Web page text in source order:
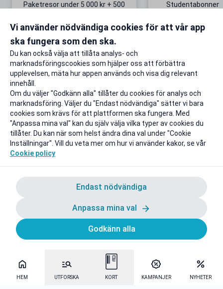
HEM UTFORSKA KORT KAMPANJER NYHETER
Paketresor under 5 000 kr + 500
Gäller även på redan prissänkta
Till rabatten
+ 20 GB
Vi använder nödvändiga cookies för att vår app
ska fungera som den ska.
Du kan också välja att tillåta analys- och
marknadsföringscookies som hjälper oss att förbättra
upplevelsen, mäta hur appen används och visa dig relevant
innehåll.
Om du väljer "Godkänn alla" tillåter du cookies för analys och
marknadsföring. Väljer du "Endast nödvändiga" sätter vi bara
cookies som krävs för att plattformen ska fungera. Med
"Anpassa mina val" kan du själv välja vilka typer av cookies du
tillåter. Du kan när som helst ändra dina val under "Cookie
Inställningar". Vill du veta mer om hur vi använder kakor, se vår
Cookie policy
Endast nödvändiga
Anpassa mina val
Godkänn alla